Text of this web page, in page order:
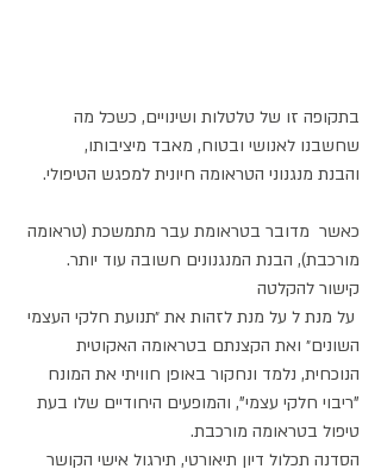
בתקופה זו של טלטלות ושינויים, כשכל מה
שחשבנו לאנושי ובטוח, מאבד מיציבותו,
והבנת מנגנוני הטראומה חיונית למפגש הטיפולי.
כאשר  מדובר בטראומת עבר מתמשכת (טראומה
מורכבת), הבנת המנגנונים חשובה עוד יותר.
קישור להקלטה
על מנת ל על מנת לזהות את ״תנועת חלקי העצמי
השונים״ ואת הקצנתם בטראומה האקוטית
הנוכחית, נלמד ונחקור באופן חוויתי את המונח
"ריבוי חלקי עצמי", והמופעים היחודיים שלו בעת
טיפול בטראומה מורכבת.
הסדנה תכלול דיון תיאורטי, תירגול אישי הקושר